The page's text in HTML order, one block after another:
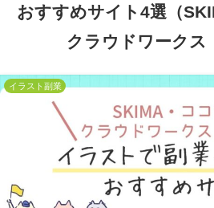
おすすめサイト4選（
クラウドワークス
イラスト副業